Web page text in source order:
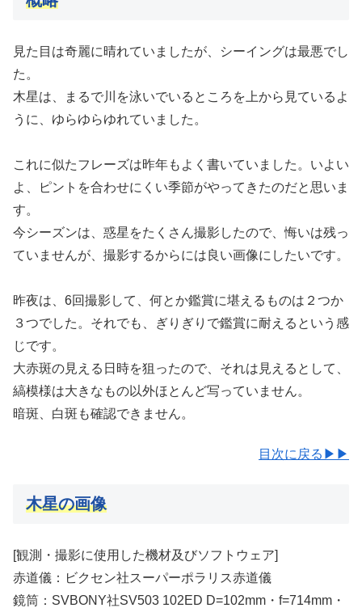
見た目は奇麗に晴れていましたが、シーイングは最悪でし
た。
木星は、まるで川を泳いでいるところを上から見ているよ
うに、ゆらゆらゆれていました。
これに似たフレーズは昨年もよく書いていました。いよい
よ、ピントを合わせにくい季節がやってきたのだと思いま
す。
今シーズンは、惑星をたくさん撮影したので、悔いは残っ
ていませんが、撮影するからには良い画像にしたいです。
昨夜は、6回撮影して、何とか鑑賞に堪えるものは２つか
３つでした。それでも、ぎりぎりで鑑賞に耐えるという感
じです。
大赤斑の見える日時を狙ったので、それは見えるとして、
縞模様は大きなもの以外ほとんど写っていません。
暗斑、白斑も確認できません。
目次に戻る▶▶
木星の画像
[観測・撮影に使用した機材及びソフトウェア]
赤道儀：ビクセン社スーパーポラリス赤道儀
鏡筒：SVBONY社SV503 102ED D=102mm・f=714mm・